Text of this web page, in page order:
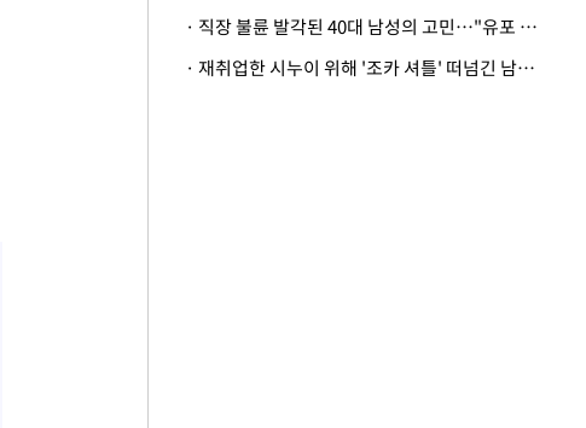
· 직장 불륜 발각된 40대 남성의 고민…"유포 동료 명예훼손·협박죄 고소 가능할까"
· 재취업한 시누이 위해 '조카 셔틀' 떠넘긴 남편…아내 "난 못한다"